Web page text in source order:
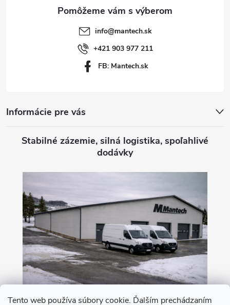
Tento web používa súbory cookie. Ďalším prechádzaním
info@mantech.sk
+421 903 977 211
FB: Mantech.sk
Informácie pre vás
Stabilné zázemie, silná logistika, spoľahlivé
dodávky